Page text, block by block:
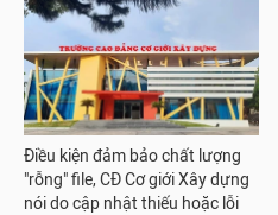
Điều kiện đảm bảo chất lượng
"rỗng" file, CĐ Cơ giới Xây dựng
nói do cập nhật thiếu hoặc lỗi